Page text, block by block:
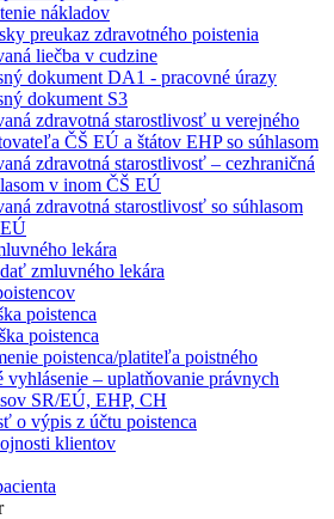
nákladov
preukaz zdravotného poistenia
liečba v cudzine
dokument DA1 - pracovné úrazy
dokument S3
zdravotná starostlivosť u verejného
ČŠ EÚ a štátov EHP so súhlasom
zdravotná starostlivosť – cezhraničná
v inom ČŠ EÚ
zdravotná starostlivosť so súhlasom
lekára
zmluvného lekára
poistenca
poistenca
poistenca/platiteľa poistného
vyhlásenie – uplatňovanie právnych
SR/EÚ, EHP, CH
o výpis z účtu poistenca
klientov